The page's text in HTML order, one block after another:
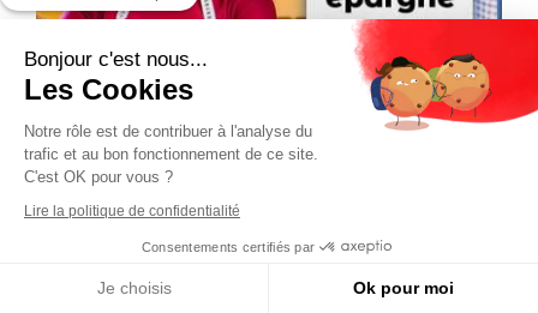
Bonjour c'est nous...
Les Cookies
Notre rôle est de contribuer à l'analyse du
trafic et au bon fonctionnement de ce site.
C'est OK pour vous ?
Lire la politique de confidentialité
Consentements certifiés par
Je choisis Ok pour moi